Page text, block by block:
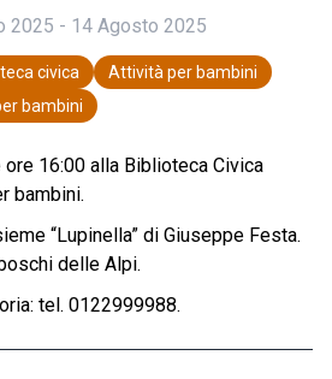
2025 - 14 Agosto 2025
civica
Attività per bambini
bambini
16:00 alla Biblioteca Civica
bambini.
“Lupinella” di Giuseppe Festa.
delle Alpi.
tel. 0122999988.